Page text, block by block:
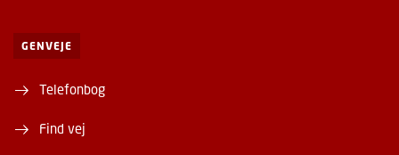
GENVEJE
Telefonbog
Find vej